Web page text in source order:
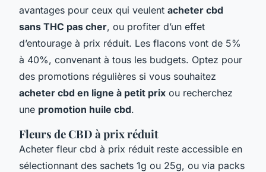
avantages pour ceux qui veulent acheter cbd
sans THC pas cher, ou profiter d’un effet
d’entourage à prix réduit. Les flacons vont de 5%
à 40%, convenant à tous les budgets. Optez pour
des promotions régulières si vous souhaitez
acheter cbd en ligne à petit prix ou recherchez
une promotion huile cbd.
Fleurs de CBD à prix réduit
Acheter fleur cbd à prix réduit reste accessible en
sélectionnant des sachets 1g ou 25g, ou via packs